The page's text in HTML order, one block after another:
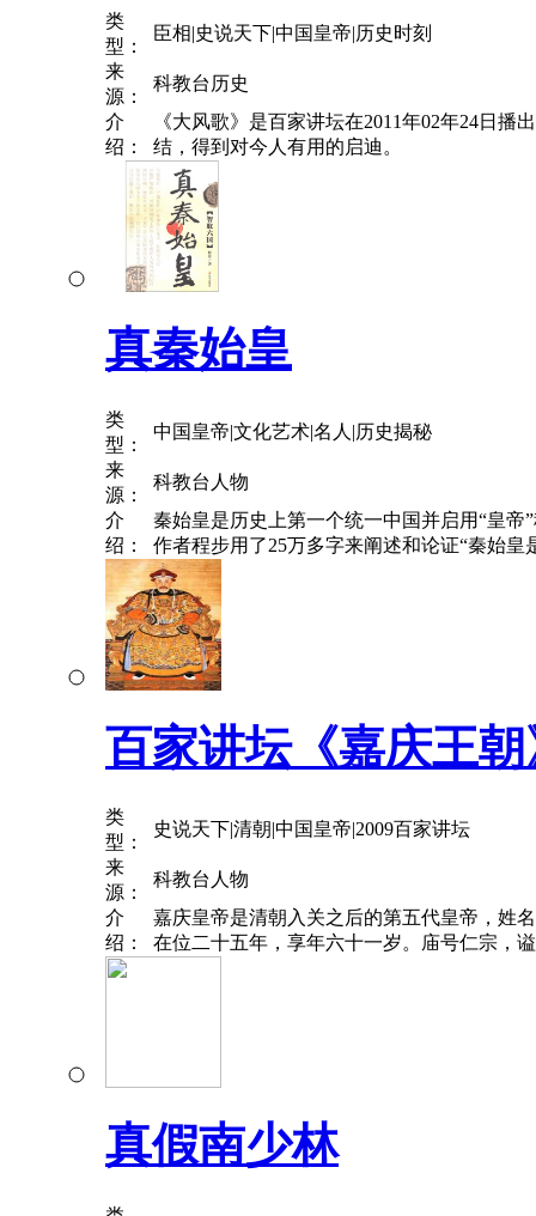
类
型：
臣相|史说天下|中国皇帝|历史时刻
来
源：
科教台历史
介
绍：
《大风歌》是百家讲坛在2011年02年24日
结，得到对今人有用的启迪。
真秦始皇
类
型：
中国皇帝|文化艺术|名人|历史揭秘
来
源：
科教台人物
介
绍：
秦始皇是历史上第一个统一中国并启用“皇
作者程步用了25万多字来阐述和论证“秦始皇
百家讲坛《嘉庆王朝
类
型：
史说天下|清朝|中国皇帝|2009百家讲坛
来
源：
科教台人物
介
绍：
嘉庆皇帝是清朝入关之后的第五代皇帝，姓
在位二十五年，享年六十一岁。庙号仁宗，
真假南少林